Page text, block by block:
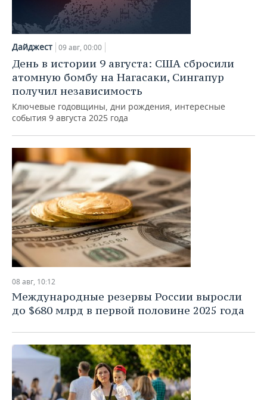
Дайджест 09 авг, 00:00
День в истории 9 августа: США сбросили
атомную бомбу на Нагасаки, Сингапур
получил независимость
Ключевые годовщины, дни рождения, интересные
события 9 августа 2025 года
08 авг, 10:12
Международные резервы России выросли
до $680 млрд в первой половине 2025 года